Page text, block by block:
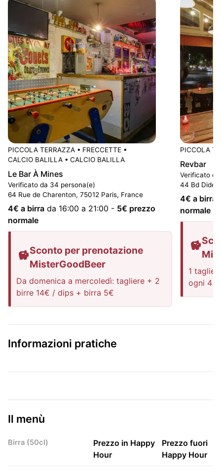
PICCOLA TERRAZZA • FRECCETTE •
CALCIO BALILLA • CALCIO BALILLA
Le Bar À Mines
Verificato da 34 persona(e)
64 Rue de Charenton, 75012 Paris, France
4€ a birra da 16:00 a 21:00 - 5€ prezzo
normale
Sconto per prenotazione
MisterGoodBeer
Da domenica a mercoledì: tagliere + 2
birre 14€ / dips + birra 5€
PICCOLA
Revbar
Verificato
44 Bd
4€ a birra
normale
1
ogni 4
Informazioni pratiche
Il menù
Birra (50cl)
Prezzo in Happy
Hour
Prezzo fuori
Happy Hour